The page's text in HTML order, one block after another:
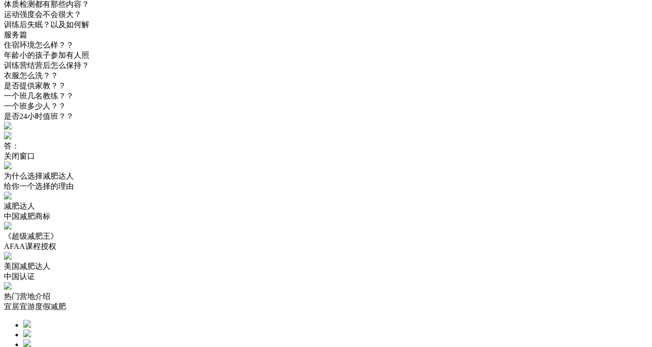
体质检测都有那些内容？
运动强度会不会很大？
训练后失眠？以及如何解
服务篇
住宿环境怎么样？？
年龄小的孩子参加有人照
训练营结营后怎么保持？
衣服怎么洗？？
是否提供家教？？
一个班几名教练？？
一个班多少人？？
是否24小时值班？？
答：
关闭窗口
为什么选择减肥达人
给你一个选择的理由
减肥达人
中国减肥商标
《超级减肥王》
AFAA课程授权
美国减肥达人
中国认证
热门营地介绍
宜居宜游度假减肥